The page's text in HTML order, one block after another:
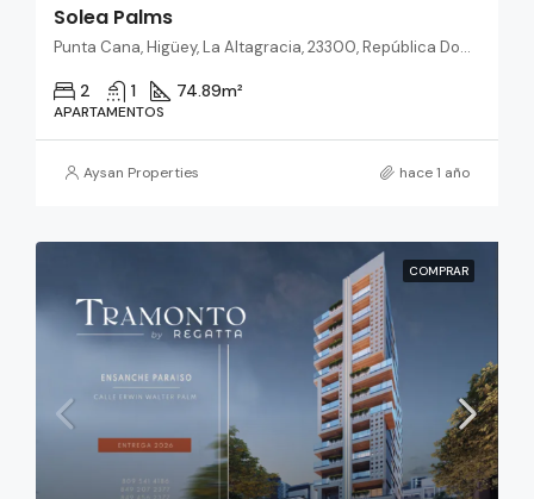
Solea Palms
Punta Cana, Higüey, La Altagracia, 23300, República Dominicana
2 1 74.89m²
APARTAMENTOS
Aysan Properties hace 1 año
COMPRAR